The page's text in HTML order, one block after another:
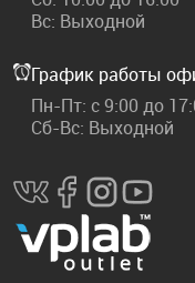
Вс: Выходной
График работы
Пн-Пт: с 9:00 до
Сб-Вс: Выходной